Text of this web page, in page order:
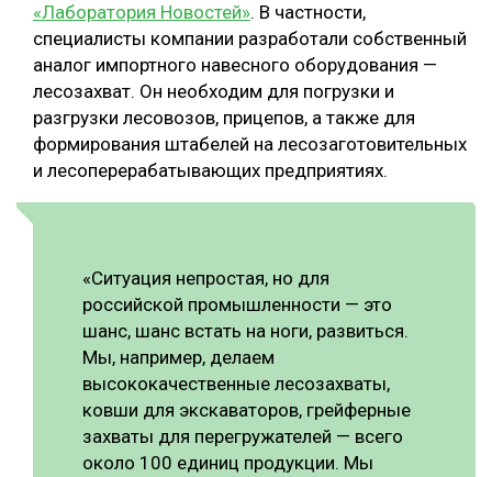
СОРТИРОВКА ДРЕВЕСИНЫ
МЕБЕЛЬНОЕ ПРОИЗВОДСТВО
«Лаборатория Новоcтей». В частности,
специалисты компании разработали собственный
аналог импортного навесного оборудования —
лесозахват. Он необходим для погрузки и
разгрузки лесовозов, прицепов, а также для
формирования штабелей на лесозаготовительных
и лесоперерабатывающих предприятиях.
«Ситуация непростая, но для
российской промышленности — это
шанс, шанс встать на ноги, развиться.
Мы, например, делаем
высококачественные лесозахваты,
ковши для экскаваторов, грейферные
захваты для перегружателей — всего
около 100 единиц продукции. Мы